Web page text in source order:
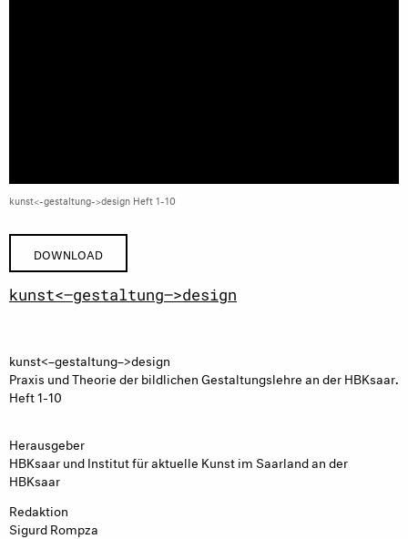
kunst<-gestaltung->design Heft 1-10
DOWNLOAD
kunst<–gestaltung–>design
kunst<–gestaltung–>design
Praxis und Theorie der bildlichen Gestaltungslehre an der HBKsaar.
Heft 1-10
Herausgeber
HBKsaar und Institut für aktuelle Kunst im Saarland an der
HBKsaar
Redaktion
Sigurd Rompza